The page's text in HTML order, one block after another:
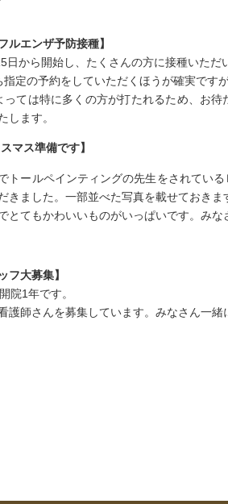
ルエンザ予防接種】
日から開始し、たくさんの方に接種いただ
指定の予約をしていただくほうが確実です
っては特に多くの方が打たれるため、お
します。
マス準備です】
トールペインティングの先生をされてい
きました。一部並べた写真を載せておきま
とてもかわいいものがいっぱいです。み
フ大募集】
院1年です。
護師さんを募集しています。みなさん一